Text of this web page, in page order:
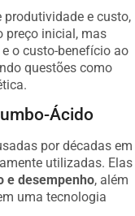
e custo,
preço inicial, mas
o custo-benefício ao
questões como
Ácido
por décadas em
utilizadas. Elas
e desempenho, além
uma tecnologia